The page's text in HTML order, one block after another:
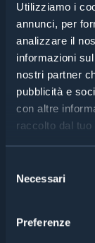
Utilizziamo i
annunci, per
analizzare il
informazioni
nostri partner
pubblicità e
con altre
raccolto dal
delNecessari
Preferenze
OTTICA
Come
con varie
Leggi